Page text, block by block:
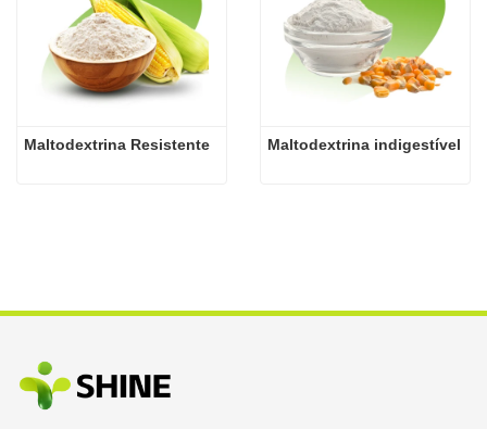
Maltodextrina Resistente Maltodextrina indigestível